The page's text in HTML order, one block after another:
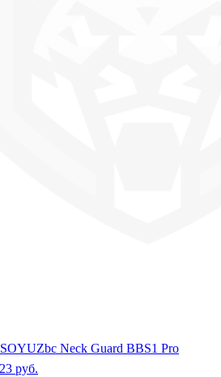
Neck Guard BBS1 Pro
руб.